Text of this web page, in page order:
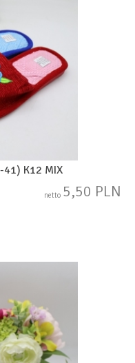
41) K12 MIX
netto 5,50 PLN